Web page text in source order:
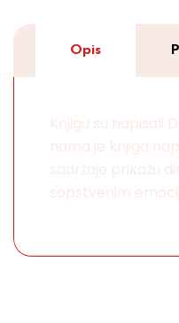
Opis
Knjigu su napisali
nama je knjiga
sadržaje prikažu
sopstvenim